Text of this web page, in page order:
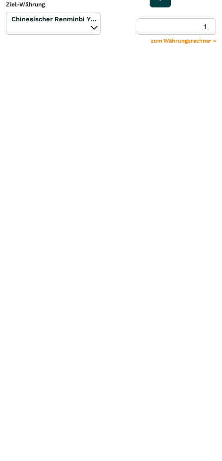
Ziel-Währung
Chinesischer Renminbi Yuan (CNY)
zum Währungsrechner »